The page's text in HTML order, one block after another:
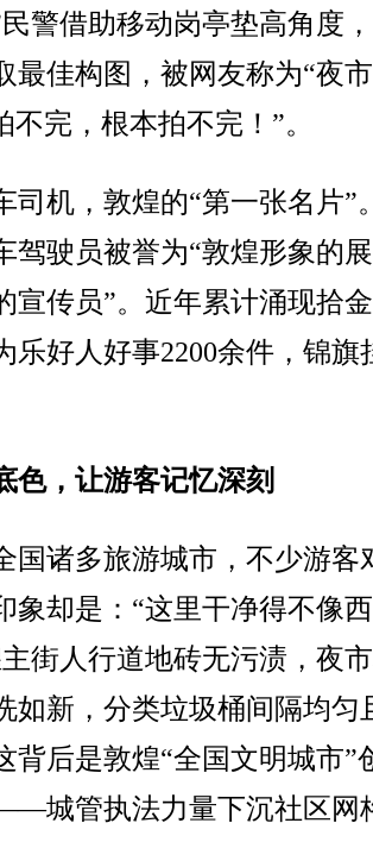
警借助移动岗亭垫高角度
最佳构图，被网友称为“夜
不完，根本拍不完！”。
机，敦煌的“第一张名片”
驾驶员被誉为“敦煌形象的
宣传员”。近年累计涌现拾
乐好人好事2200余件，锦旗
，让游客记忆深刻
诸多旅游城市，不少游客
象却是：“这里干净得不像
街人行道地砖无污渍，夜
如新，分类垃圾桶间隔均匀
背后是敦煌“全国文明城市”
城管执法力量下沉社区网